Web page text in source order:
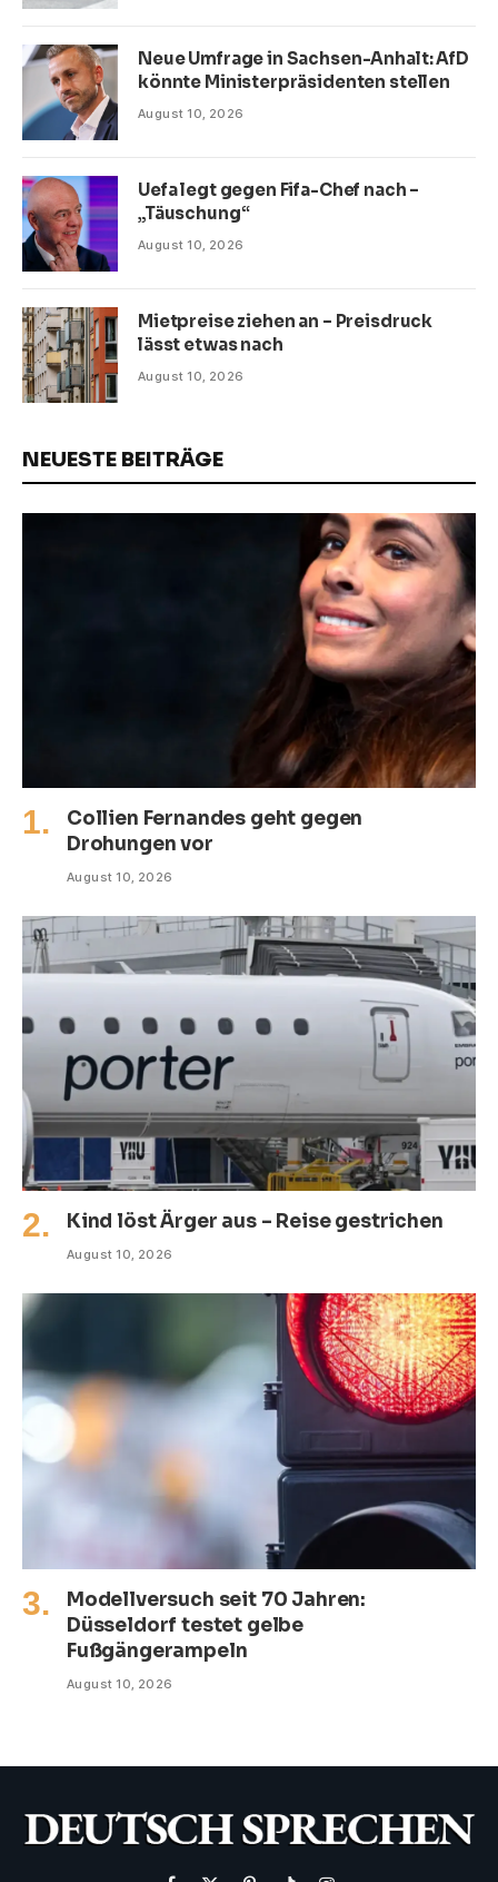
Neue Umfrage in Sachsen-Anhalt: AfD
könnte Ministerpräsidenten stellen
August 10, 2026
Uefa legt gegen Fifa-Chef nach –
„Täuschung“
August 10, 2026
Mietpreise ziehen an – Preisdruck
lässt etwas nach
August 10, 2026
NEUESTE BEITRÄGE
Collien Fernandes geht gegen
Drohungen vor
August 10, 2026
Kind löst Ärger aus – Reise gestrichen
August 10, 2026
Modellversuch seit 70 Jahren:
Düsseldorf testet gelbe
Fußgängerampeln
August 10, 2026